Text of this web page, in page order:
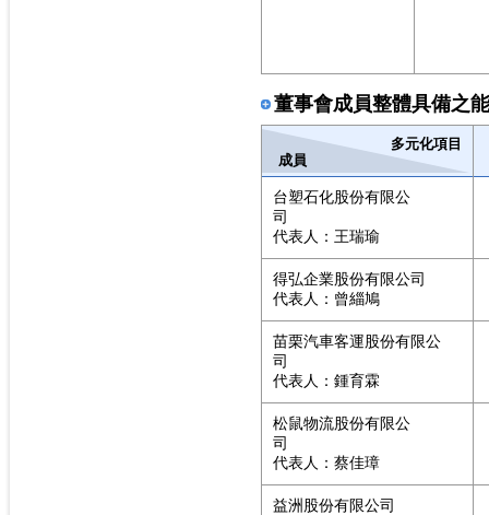
董事會成員整體具備之
多元化項目
成員
台塑石化股份有限公
司
代表人：王瑞瑜
得弘企業股份有限公司
代表人：曾緇鳩
苗栗汽車客運股份有限公
司
代表人：鍾育霖
松鼠物流股份有限公
司
代表人：蔡佳璋
益洲股份有限公司